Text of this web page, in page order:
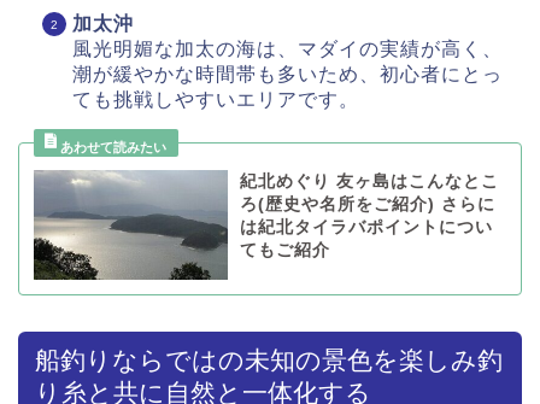
加太沖
風光明媚な加太の海は、マダイの実績が高く、
潮が緩やかな時間帯も多いため、初心者にとっ
ても挑戦しやすいエリアです。
紀北めぐり 友ヶ島はこんなとこ
ろ(歴史や名所をご紹介) さらに
は紀北タイラバポイントについ
てもご紹介
船釣りならではの未知の景色を楽しみ釣
り糸と共に自然と一体化する